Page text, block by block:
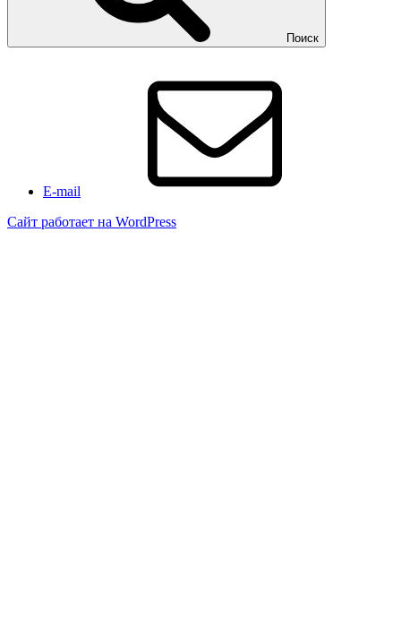
Поиск
E-mail
Сайт работает на WordPress